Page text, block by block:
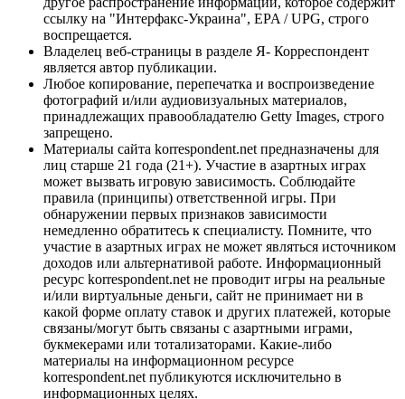
ссылку на "Интерфакс-Украина", EPA / UPG, строго
воспрещается.
Владелец веб-страницы в разделе Я- Корреспондент
является автор публикации.
Любое копирование, перепечатка и воспроизведение
фотографий и/или аудиовизуальных материалов,
принадлежащих правообладателю Getty Images, строго
запрещено.
Материалы сайта korrespondent.net предназначены для
лиц старше 21 года (21+). Участие в азартных играх
может вызвать игровую зависимость. Соблюдайте
правила (принципы) ответственной игры. При
обнаружении первых признаков зависимости
немедленно обратитесь к специалисту. Помните, что
участие в азартных играх не может являться источником
доходов или альтернативой работе. Информационный
ресурс korrespondent.net не проводит игры на реальные
и/или виртуальные деньги, сайт не принимает ни в
какой форме оплату ставок и других платежей, которые
связаны/могут быть связаны с азартными играми,
букмекерами или тотализаторами. Какие-либо
материалы на информационном ресурсе
korrespondent.net публикуются исключительно в
информационных целях.